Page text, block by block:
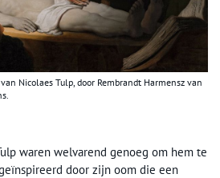
Nicolaes Tulp, door Rembrandt Harmensz van
waren welvarend genoeg om hem te
door zijn oom die een